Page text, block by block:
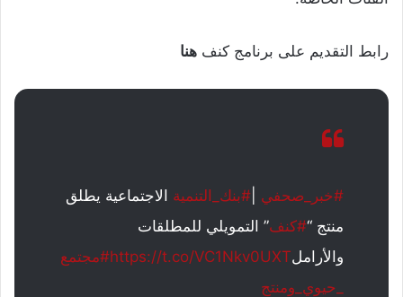
رابط التقديم على برنامج كنف هنا
#خبر_صحفي #بنك_التنمية الاجتماعية يطلق
منتج “#كنف” التمويلي للمطلقات
والأراملhttps://t.co/VC1Nkv0UXT#مجتمع
_حيوي_ومنتج